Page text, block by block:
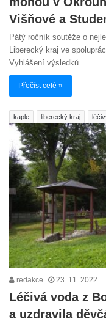
Višňové a
Pátý ročník soutěže o
Liberecký kraj ve
Vyhlášení výsledků…
Přečíst celé »
kaple liberecký kraj
redakce 23. 11. 2022
Léčivá voda z
a uzdravila